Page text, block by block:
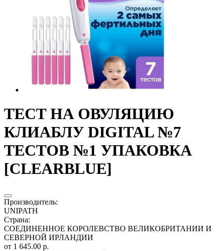
ТЕСТ НА ОВУЛЯЦИЮ
КЛИАБЛУ DIGITAL №7
ТЕСТОВ №1 УПАКОВКА
[CLEARBLUE]
Производитель:
UNIPATH
Страна:
СОЕДИНЕННОЕ КОРОЛЕВСТВО ВЕЛИКОБРИТАНИИ И
СЕВЕРНОЙ ИРЛАНДИИ
от 1 645.00 р.